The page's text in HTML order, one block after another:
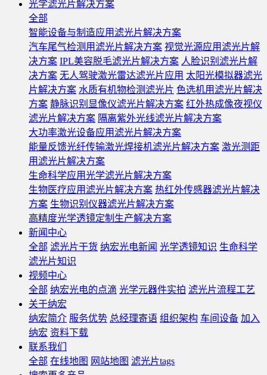
光学滤光片解决方案
全部
智能设备与制造应用滤光片解决方案
汽车尾气检测用滤光片解决方案 视觉光源应用滤光片解
决方案 IPL美容脱毛滤光片解决方案 人脸识别滤光片解
决方案 无人驾驶激光雷达滤光片应用 太阳光模拟器滤光
片解决方案 水质有机物检测滤光片 色选机用滤光片解决
方案 静脉识别显像仪滤光片解决方案 红外热成像夜视仪
滤光片解决方案 隔离紫外光线滤光片解决方案
大功率激光设备应用滤光片解决方案
能量反馈光纤传输激光焊接机滤光片解决方案 激光测距
用滤光片解决方案
生命科学应用光学滤光片解决方案
生物医疗应用滤光片解决方案 热红外传感器滤光片解决
方案 生物识别仪器滤光片解决方案
高精度光学透镜定制生产解决方案
新闻中心
全部 滤光片干货 纳宏光电新闻 光学透镜知识 生命科学
滤光片知识
视频中心
全部 纳宏光电的点滴 光学元器件实拍 滤光片流程工艺
关于纳宏
纳宏简介 服务优势 总经理寄语 组织架构 车间设备 加入
纳宏 资料下载
联系我们
全部 在线地图 网站地图 滤光片tags